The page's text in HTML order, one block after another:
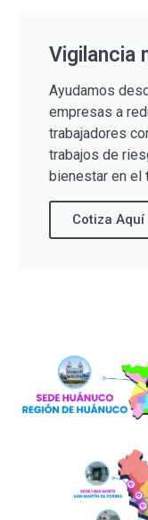
Vigilancia
Ayudamos
empresas a
trabajadores
trabajos de
bienestar en el
Cotiza Aquí